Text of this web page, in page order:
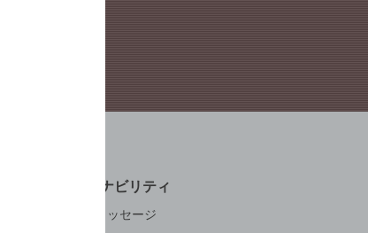
サステナビリティ
トップメッセージ